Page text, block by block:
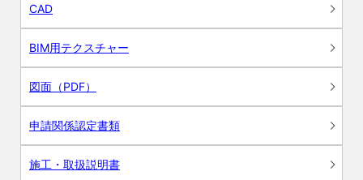
CAD
BIM用テクスチャー
図面（PDF）
申請関係認定書類
施工・取扱説明書